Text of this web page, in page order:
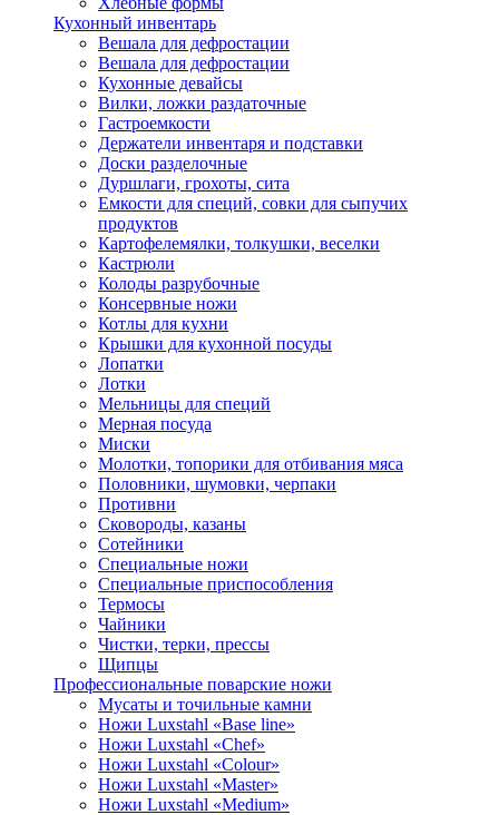
Кухонный инвентарь
Вешала для дефростации
Вешала для дефростации
Кухонные девайсы
Вилки, ложки раздаточные
Гастроемкости
Держатели инвентаря и подставки
Доски разделочные
Дуршлаги, грохоты, сита
Емкости для специй, совки для сыпучих
продуктов
Картофелемялки, толкушки, веселки
Кастрюли
Колоды разрубочные
Консервные ножи
Котлы для кухни
Крышки для кухонной посуды
Лопатки
Лотки
Мельницы для специй
Мерная посуда
Миски
Молотки, топорики для отбивания мяса
Половники, шумовки, черпаки
Противни
Сковороды, казаны
Сотейники
Специальные ножи
Специальные приспособления
Термосы
Чайники
Чистки, терки, прессы
Щипцы
Профессиональные поварские ножи
Мусаты и точильные камни
Ножи Luxstahl «Base line»
Ножи Luxstahl «Chef»
Ножи Luxstahl «Colour»
Ножи Luxstahl «Master»
Ножи Luxstahl «Medium»